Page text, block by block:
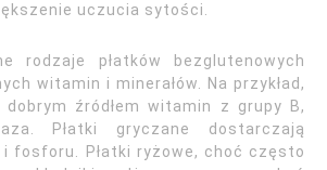
uczucia sytości.
rodzaje płatków bezglutenowych
witamin i minerałów. Na przykład,
dobrym źródłem witamin z grupy B,
Płatki gryczane dostarczają
i fosforu. Płatki ryżowe, choć często